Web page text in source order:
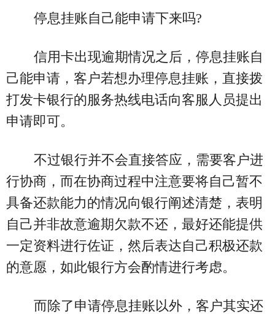
停息挂账自己能申请下来吗?
信用卡出现逾期情况之后，停息挂账自
己能申请，客户若想办理停息挂账，直接拨
打发卡银行的服务热线电话向客服人员提出
申请即可。
不过银行并不会直接答应，需要客户进
行协商，而在协商过程中注意要将自己暂不
具备还款能力的情况向银行阐述清楚，表明
自己并非故意逾期欠款不还，最好还能提供
一定资料进行佐证，然后表达自己积极还款
的意愿，如此银行方会酌情进行考虑。
而除了申请停息挂账以外，客户其实还